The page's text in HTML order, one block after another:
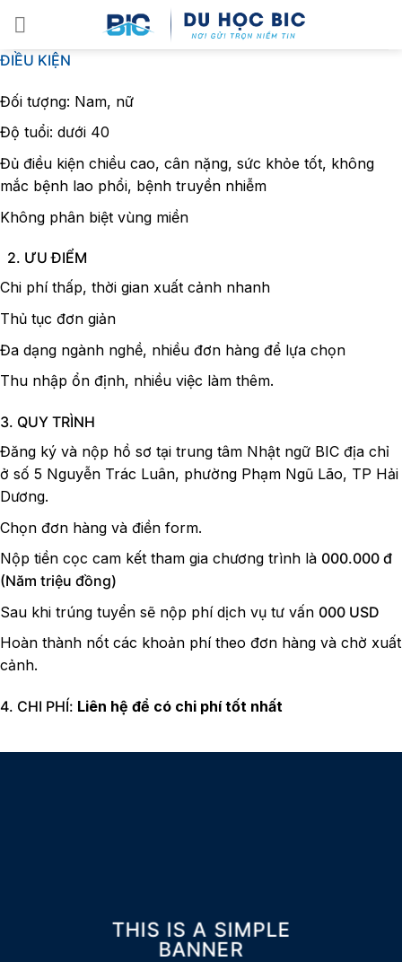
content
ĐIỀU KIỆN
Đối tượng: Nam, nữ
Độ tuổi: dưới 40
Đủ điều kiện chiều cao, cân nặng, sức khỏe tốt, không
mắc bệnh lao phổi, bệnh truyền nhiễm
Không phân biệt vùng miền
2. ƯU ĐIỂM
Chi phí thấp, thời gian xuất cảnh nhanh
Thủ tục đơn giản
Đa dạng ngành nghề, nhiều đơn hàng để lựa chọn
Thu nhập ổn định, nhiều việc làm thêm.
3. QUY TRÌNH
Đăng ký và nộp hồ sơ tại trung tâm Nhật ngữ BIC địa chỉ
ở số 5 Nguyễn Trác Luân, phường Phạm Ngũ Lão, TP Hải
Dương.
Chọn đơn hàng và điền form.
Nộp tiền cọc cam kết tham gia chương trình là 000.000 đ
(Năm triệu đồng)
Sau khi trúng tuyển sẽ nộp phí dịch vụ tư vấn 000 USD
Hoàn thành nốt các khoản phí theo đơn hàng và chờ xuất
cảnh.
4. CHI PHÍ: Liên hệ để có chi phí tốt nhất
THIS IS A SIMPLE
BANNER